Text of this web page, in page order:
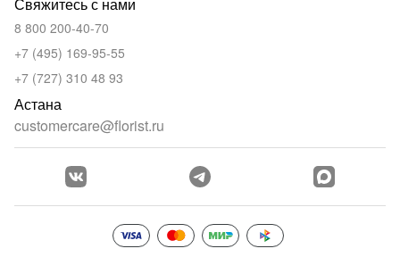
8 800 200-40-70
+7 (495) 169-95-55
+7 (727) 310 48 93
Астана
customercare@florist.ru